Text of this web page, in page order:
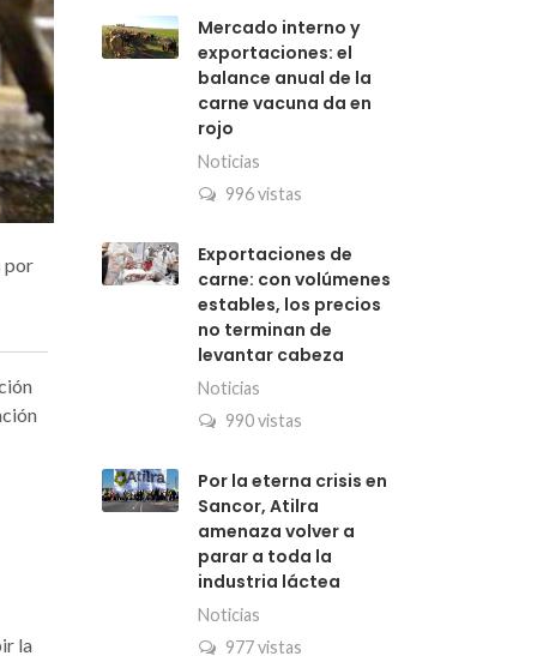
por
la
Mercado interno y
exportaciones: el
balance anual de la
carne vacuna da en
rojo
Noticias
996 vistas
Exportaciones de
carne: con volúmenes
estables, los precios
no terminan de
levantar cabeza
Noticias
990 vistas
Por la eterna crisis en
Sancor, Atilra
amenaza volver a
parar a toda la
industria láctea
Noticias
977 vistas